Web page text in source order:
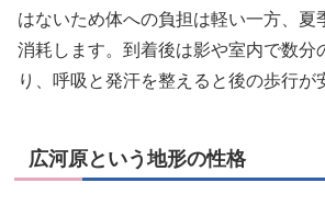
はないため体への負担は軽い一方、夏
消耗します。到着後は影や室内で数分
り、呼吸と発汗を整えると後の歩行が
広河原という地形の性格